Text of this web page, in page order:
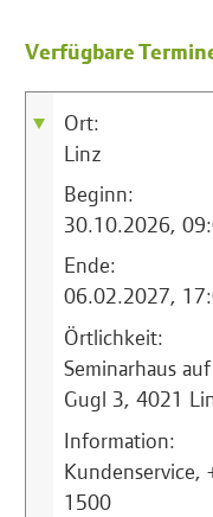
Verfügbare
Ort:
Linz
Beginn:
30.10.2026,
Ende:
06.02.2027,
Örtlichkeit:
Seminarhaus
Gugl 3, 4021
Information:
1500